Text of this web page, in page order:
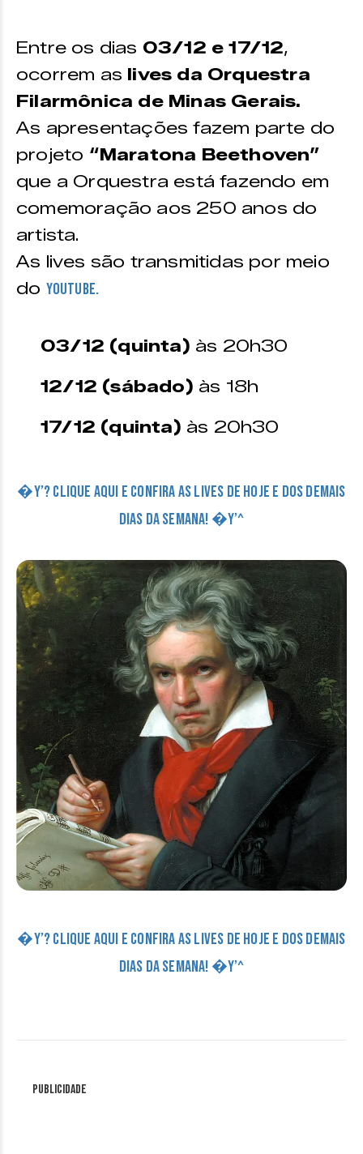
Entre os dias 03/12 e 17/12,
ocorrem as lives da Orquestra
Filarmônica de Minas Gerais.
As apresentações fazem parte do
projeto “Maratona Beethoven”
que a Orquestra está fazendo em
comemoração aos 250 anos do
artista.
As lives são transmitidas por meio
do Youtube.
03/12 (quinta) às 20h30
12/12 (sábado) às 18h
17/12 (quinta) às 20h30
�Y’? CLIQUE AQUI E CONFIRA AS LIVES DE HOJE E DOS DEMAIS
DIAS DA SEMANA! �Y’^
�Y’? CLIQUE AQUI E CONFIRA AS LIVES DE HOJE E DOS DEMAIS
DIAS DA SEMANA! �Y’^
Publicidade